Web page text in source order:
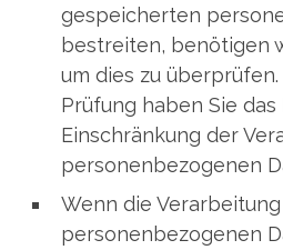
gespeicherten
bestreiten, benötigen
um dies zu
Prüfung haben Sie das
Einschränkung der
personenbezogenen
Wenn die
personenbezogenen